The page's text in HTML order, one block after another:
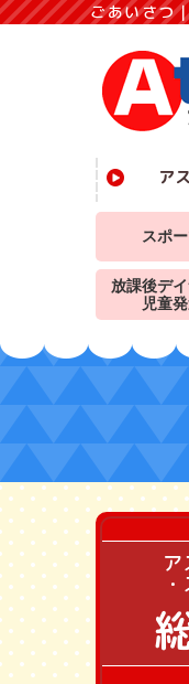
ごあいさつ
ア
スポ
放課後デ
児童